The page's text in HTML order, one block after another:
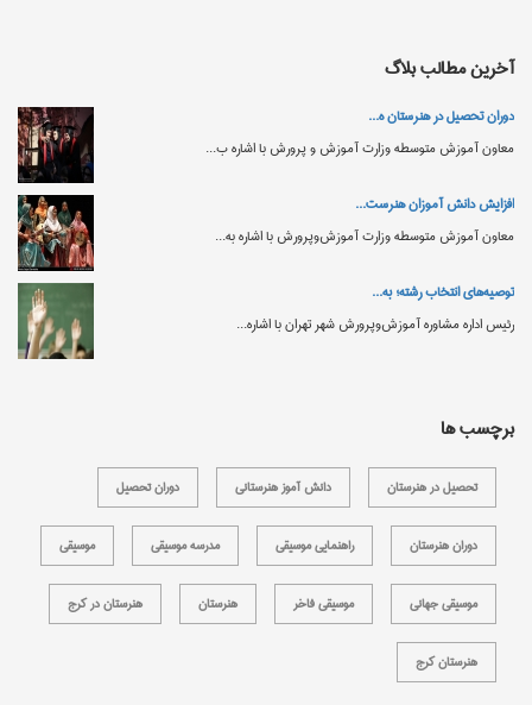
آخرین مطالب بلاگ
دوران تحصیل در هنرستان‌ ه...
معاون آموزش متوسطه وزارت آموزش‌ و پرورش با اشاره ب...
افزایش دانش‌ آموزان هنرست...
معاون آموزش متوسطه وزارت آموزش‌وپرورش با اشاره به...
توصیه‌های انتخاب رشته؛ به...
رئیس اداره مشاوره آموزش‌وپرورش شهر تهران با اشاره...
برچسب ها
تحصیل در هنرستان دانش آموز هنرستانی دوران تحصیل
دوران هنرستان راهنمایی موسیقی مدرسه موسیقی موسیقی
موسیقی جهانی موسیقی فاخر هنرستان هنرستان در کرج
هنرستان کرج